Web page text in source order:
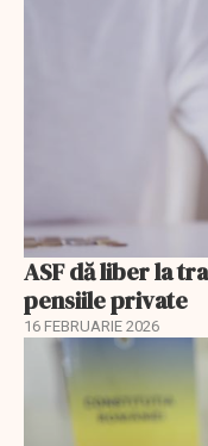
ASF dă liber la
pensiile private
16 FEBRUARIE 2026